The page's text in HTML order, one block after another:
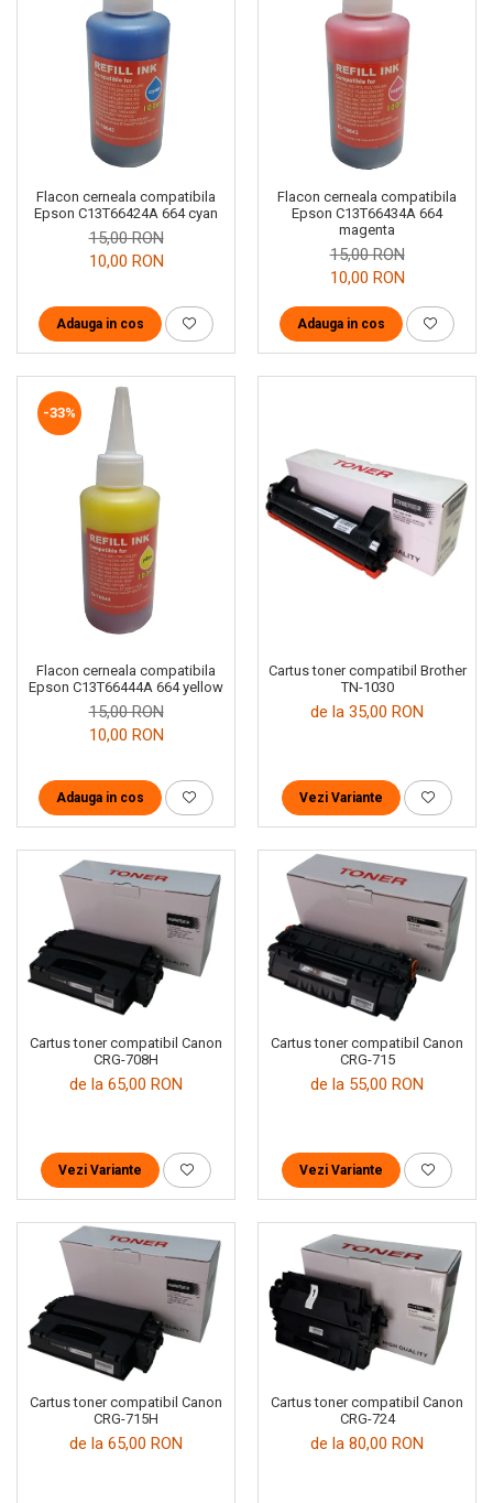
Flacon cerneala compatibila
Epson C13T66424A 664 cyan
15,00 RON
10,00 RON
Adauga in cos
Flacon cerneala compatibila
Epson C13T66434A 664
magenta
15,00 RON
10,00 RON
Adauga in cos
-33%
Flacon cerneala compatibila
Epson C13T66444A 664 yellow
15,00 RON
10,00 RON
Adauga in cos
Cartus toner compatibil Brother
TN-1030
de la 35,00 RON
Vezi Variante
Cartus toner compatibil Canon
CRG-708H
de la 65,00 RON
Vezi Variante
Cartus toner compatibil Canon
CRG-715
de la 55,00 RON
Vezi Variante
Cartus toner compatibil Canon
CRG-715H
de la 65,00 RON
Cartus toner compatibil Canon
CRG-724
de la 80,00 RON